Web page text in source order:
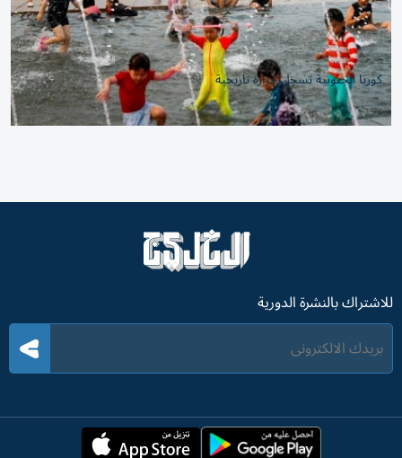
كوريا الجنوبية تسجل حرارة تاريخية
للاشتراك بالنشرة الدورية